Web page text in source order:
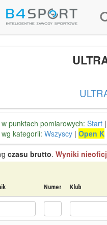
punktach pomiarowych: Start |
kategorii: Wszyscy | Open K
czasu brutto. Wyniki
Numer Klub